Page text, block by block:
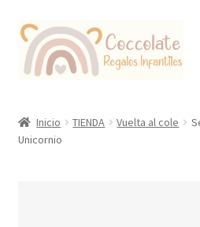
Ir
la
Ir
contenido
Coccolate Puericultura y
Inicio TIENDA Vuelta al cole
Unicornio